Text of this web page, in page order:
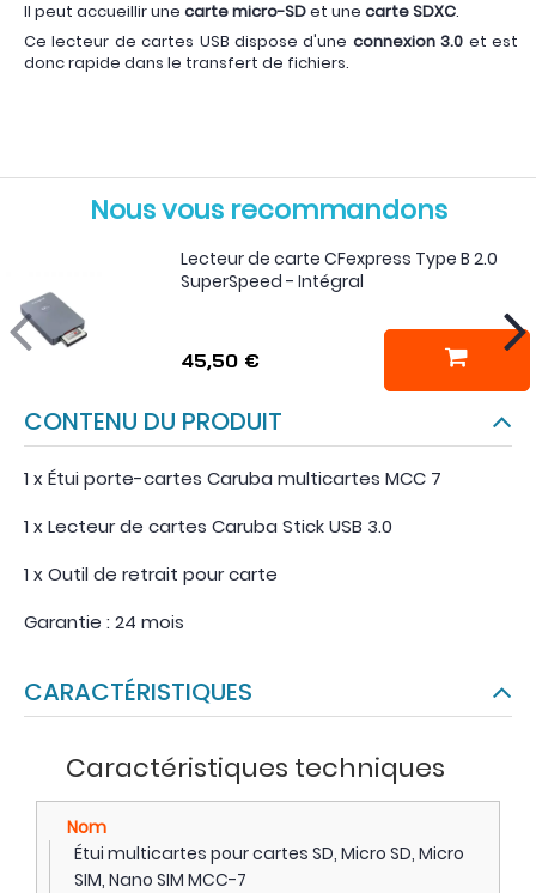
Il peut accueillir une carte micro-SDet une carte SDXC.
Ce lecteur de cartes USB dispose d'une connexion 3.0 et est
donc rapide dans le transfert de fichiers.
Nous vous recommandons
Lecteur de carte CFexpress Type B 2.0
SuperSpeed - Intégral
45,50 €
CONTENU DU PRODUIT
1 x Étui porte-cartes Caruba multicartes MCC 7
1 x Lecteur de cartes Caruba Stick USB 3.0
1 x Outil de retrait pour carte
Garantie : 24 mois
CARACTÉRISTIQUES
Caractéristiques techniques
Nom
Étui multicartes pour cartes SD, Micro SD, Micro
SIM, Nano SIM MCC-7